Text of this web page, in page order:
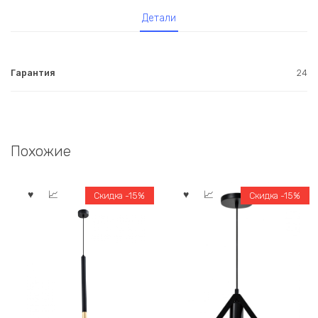
Детали
Гарантия 24
Похожие
Скидка -15% Скидка -15%